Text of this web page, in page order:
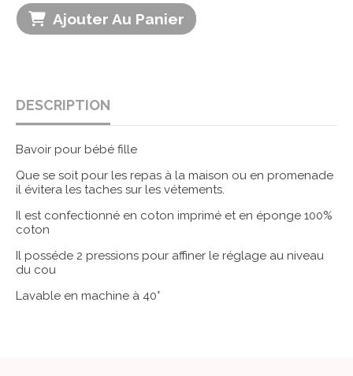
Ajouter Au Panier
DESCRIPTION
Bavoir pour bébé fille
Que se soit pour les repas à la maison ou en promenade
il évitera les taches sur les vétements.
Il est confectionné en coton imprimé et en éponge 100%
coton
Il posséde 2 pressions pour affiner le réglage au niveau
du cou
Lavable en machine à 40°